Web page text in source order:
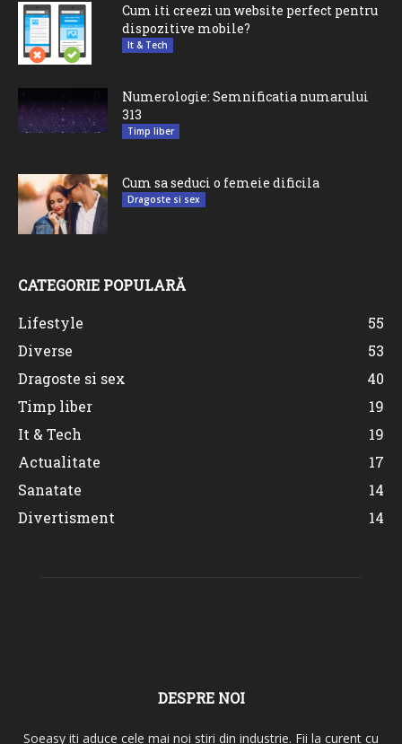
Cum iti creezi un website perfect pentru
dispozitive mobile?
It & Tech
Numerologie: Semnificatia numarului
313
Timp liber
Cum sa seduci o femeie dificila
Dragoste si sex
CATEGORIE POPULARĂ
Lifestyle
55
Diverse
53
Dragoste si sex
40
Timp liber
19
It & Tech
19
Actualitate
17
Sanatate
14
Divertisment
14
DESPRE NOI
Soeasy iti aduce cele mai noi stiri din industrie. Fii la curent cu